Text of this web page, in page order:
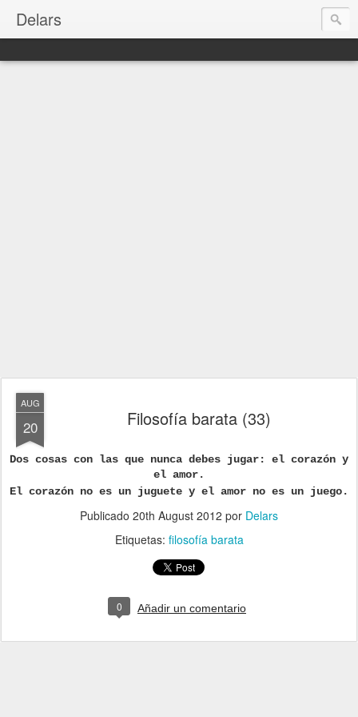
Delars
AUG
20 Filosofía barata (33)
Dos cosas con las que nunca debes jugar: el corazón y
el amor.
El corazón no es un juguete y el amor no es un juego.
Publicado 20th August 2012 por Delars
Etiquetas: filosofía barata
0 Añadir un comentario